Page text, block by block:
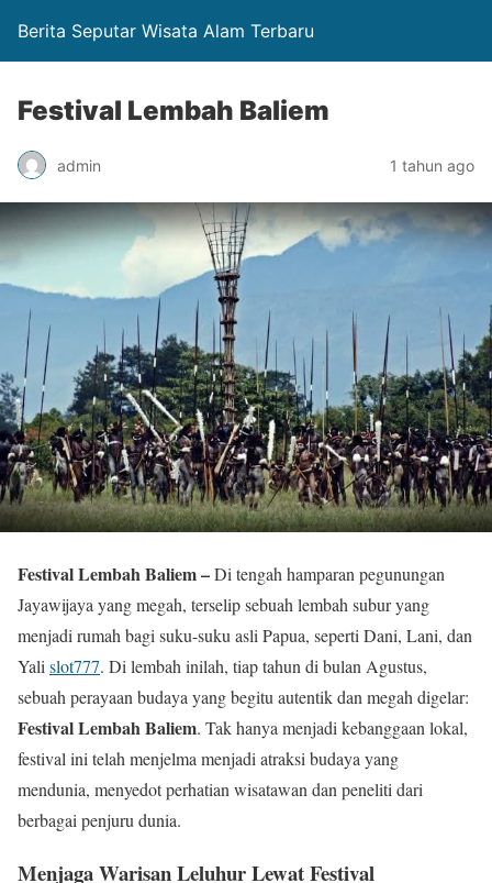
Berita Seputar Wisata Alam Terbaru
Festival Lembah Baliem
admin 1 tahun ago
Festival Lembah Baliem –Di tengah hamparan pegunungan
Jayawijaya yang megah, terselip sebuah lembah subur yang
menjadi rumah bagi suku-suku asli Papua, seperti Dani, Lani, dan
Yali slot777. Di lembah inilah, tiap tahun di bulan Agustus,
sebuah perayaan budaya yang begitu autentik dan megah digelar:
Festival Lembah Baliem. Tak hanya menjadi kebanggaan lokal,
festival ini telah menjelma menjadi atraksi budaya yang
mendunia, menyedot perhatian wisatawan dan peneliti dari
berbagai penjuru dunia.
Menjaga Warisan Leluhur Lewat Festival